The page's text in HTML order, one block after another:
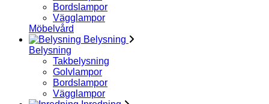
Bordslampor
Vägglampor
Möbelvård
Belysning
Belysning
Takbelysning
Golvlampor
Bordslampor
Vägglampor